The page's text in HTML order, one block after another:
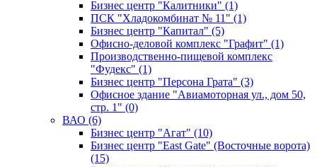
Бизнес центр "Калитники" (1)
ПСК "Хладокомбинат № 11" (1)
Бизнес центр "Капитал" (5)
Офисно-деловой комплекс "Графит" (1)
Производственно-пищевой комплекс
"Фудекс" (1)
Бизнес центр "Персона Грата" (3)
Офисное здание "Авиамоторная ул., дом 50,
стр. 1" (0)
ВАО (6)
Бизнес центр "Агат" (10)
Бизнес центр "East Gate" (Восточные ворота)
(15)